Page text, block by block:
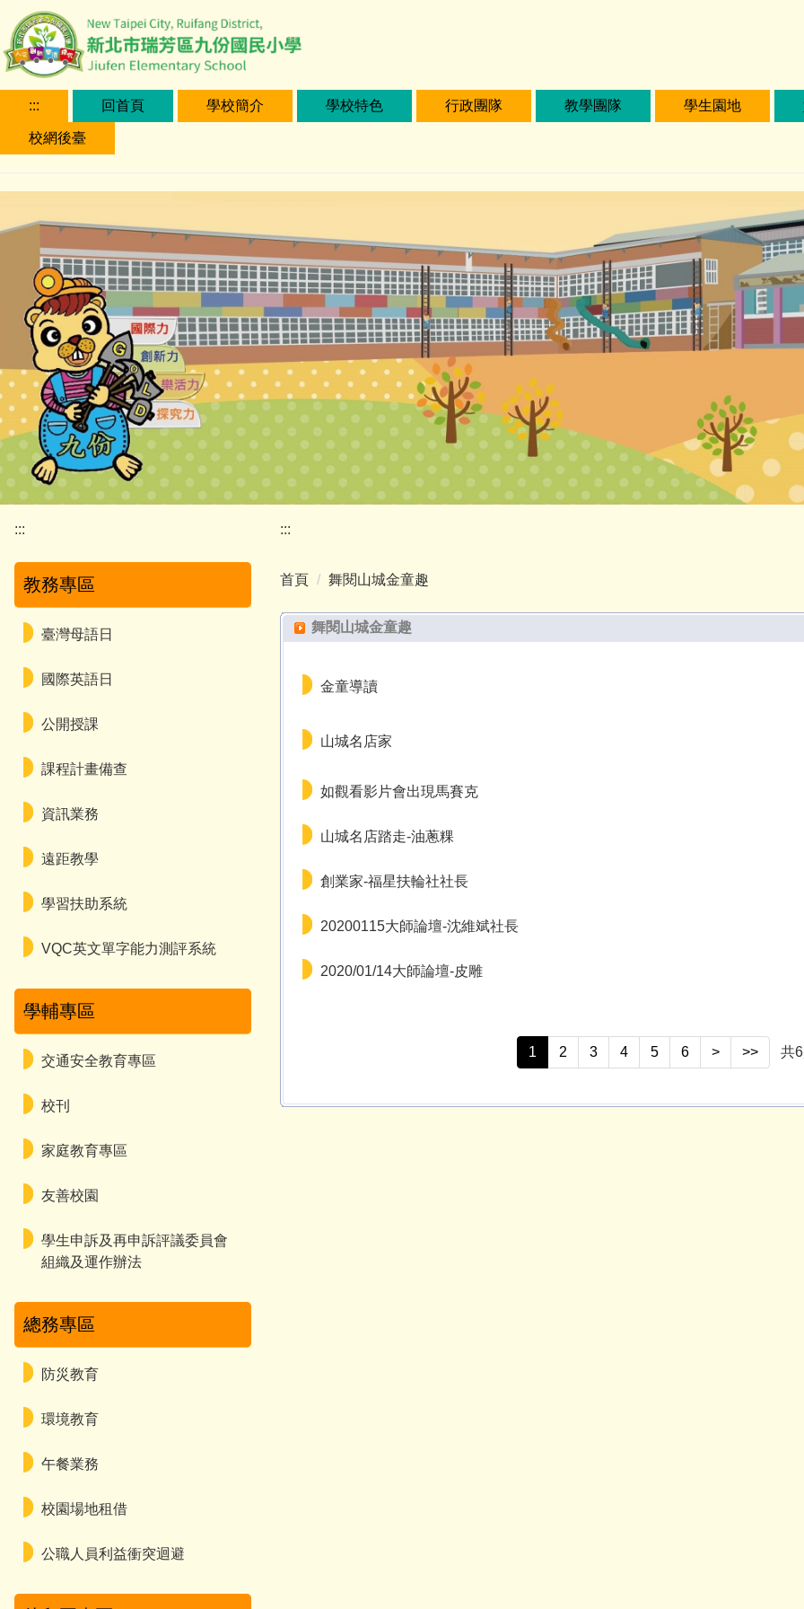
到
主
::: 回首頁 學校簡介 學校特色 行政團隊 教學團隊 學生園地
校網後臺
:::
教務專區
臺灣母語日
國際英語日
公開授課
課程計畫備查
資訊業務
遠距教學
學習扶助系統
VQC英文單字能力測評系統
學輔專區
交通安全教育專區
校刊
家庭教育專區
友善校園
學生申訴及再申訴評議委員會
組織及運作辦法
總務專區
防災教育
環境教育
午餐業務
校園場地租借
公職人員利益衝突迴避
:::
首頁 舞閱山城金童趣
舞閱山城金童趣
金童導讀
山城名店家
如觀看影片會出現馬賽克
山城名店踏走-油蔥粿
創業家-福星扶輪社社長
20200115大師論壇-沈維斌社長
2020/01/14大師論壇-皮雕
1 2 3 4 5 6 > >> 共6